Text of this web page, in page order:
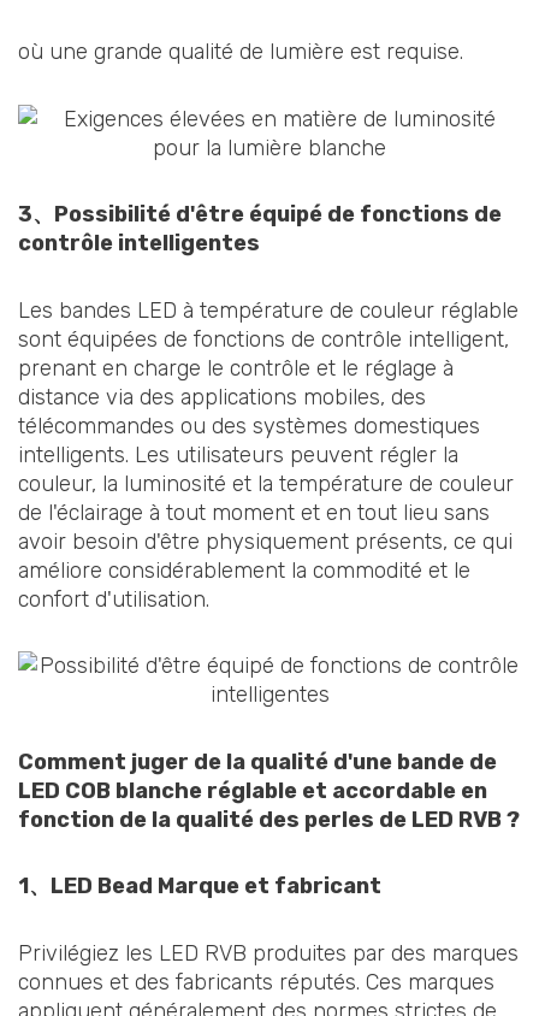
où une grande qualité de lumière est requise.
3、 Possibilité d'être équipé de fonctions de
contrôle intelligentes
Les bandes LED à température de couleur réglable
sont équipées de fonctions de contrôle intelligent,
prenant en charge le contrôle et le réglage à
distance via des applications mobiles, des
télécommandes ou des systèmes domestiques
intelligents. Les utilisateurs peuvent régler la
couleur, la luminosité et la température de couleur
de l'éclairage à tout moment et en tout lieu sans
avoir besoin d'être physiquement présents, ce qui
améliore considérablement la commodité et le
confort d'utilisation.
Comment juger de la qualité d'une bande de
LED COB blanche réglable et accordable en
fonction de la qualité des perles de LED RVB ?
1、LED Bead Marque et fabricant
Privilégiez les LED RVB produites par des marques
connues et des fabricants réputés. Ces marques